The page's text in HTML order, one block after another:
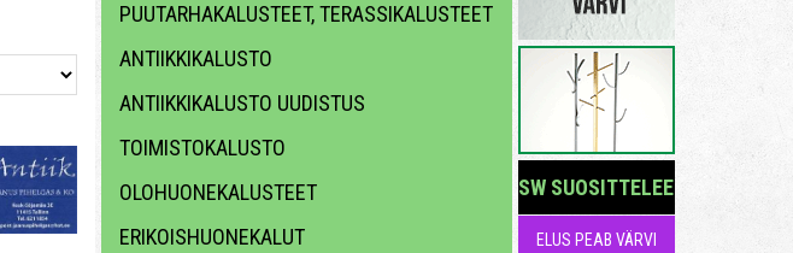
PUUTARHAKALUSTEET, TERASSIKALUSTEET
ANTIIKKIKALUSTO
ANTIIKKIKALUSTO UUDISTUS
TOIMISTOKALUSTO
OLOHUONEKALUSTEET
ERIKOISHUONEKALUT
SW SUOSITTELEE
ELUS PEAB VÄRVI